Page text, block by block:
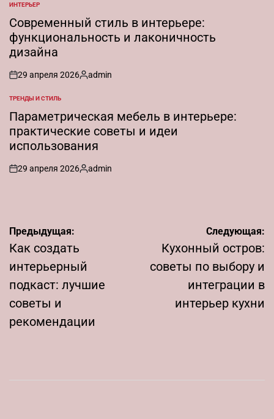
ОПУБЛИКОВАНО
В
ИНТЕРЬЕР
Современный стиль в интерьере:
функциональность и лаконичность
дизайна
on
29 апреля 2026
Запись
admin
ОПУБЛИКОВАНО
В
ТРЕНДЫ И СТИЛЬ
Параметрическая мебель в интерьере:
практические советы и идеи
использования
on
29 апреля 2026
Запись
admin
Навигация
по
записям
Предыдущая:
Как создать
интерьерный
подкаст: лучшие
советы и
рекомендации
Следующая:
Кухонный остров:
советы по выбору и
интеграции в
интерьер кухни